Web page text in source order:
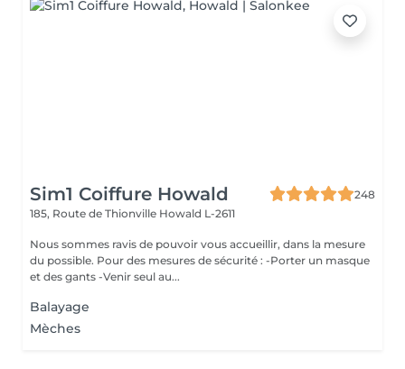
Sim1 Coiffure Howald
248
185, Route de Thionville Howald L-2611
Nous sommes ravis de pouvoir vous accueillir, dans la mesure
du possible. Pour des mesures de sécurité : -Porter un masque
et des gants -Venir seul au...
Balayage
Mèches